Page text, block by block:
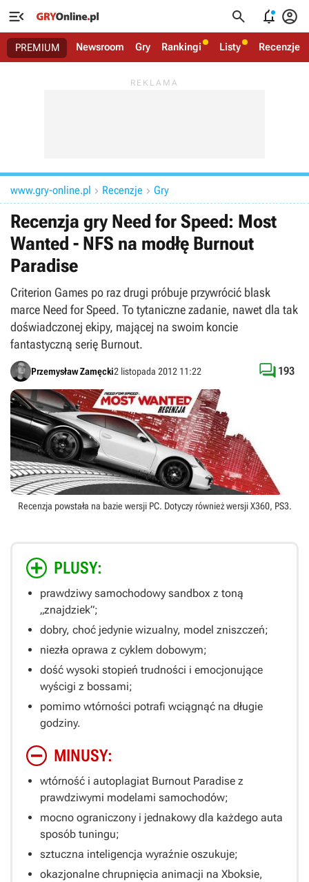
   
PREMIUM Newsroom Gry Rankingi Listy Recenzje
www.gry-online.pl  Recenzje  Gry
Recenzja gry Need for Speed: Most
Wanted - NFS na modłę Burnout
Paradise
Criterion Games po raz drugi próbuje przywrócić blask
marce Need for Speed. To tytaniczne zadanie, nawet dla tak
doświadczonej ekipy, mającej na swoim koncie
fantastyczną serię Burnout.
Przemysław Zamęcki2 listopada 2012 11:22  193
Recenzja powstała na bazie wersji PC. Dotyczy również wersjiX360, PS3.
PLUSY:
prawdziwy samochodowy sandbox z toną
„znajdziek”;
dobry, choć jedynie wizualny, model zniszczeń;
niezła oprawa z cyklem dobowym;
dość wysoki stopień trudności i emocjonujące
wyścigi z bossami;
pomimo wtórności potrafi wciągnąć na długie
godziny.
MINUSY:
wtórność i autoplagiat Burnout Paradise z
prawdziwymi modelami samochodów;
mocno ograniczony i jednakowy dla każdego auta
sposób tuningu;
sztuczna inteligencja wyraźnie oszukuje;
okazjonalne chrupnięcia animacji na Xboksie,